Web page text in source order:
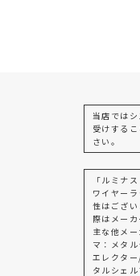
当店では
受けする
さい。
「ルミナ
ワイヤー
性はござ
際はメーカ
主な他メ
マ：メタ
エレクタ
タルシェ